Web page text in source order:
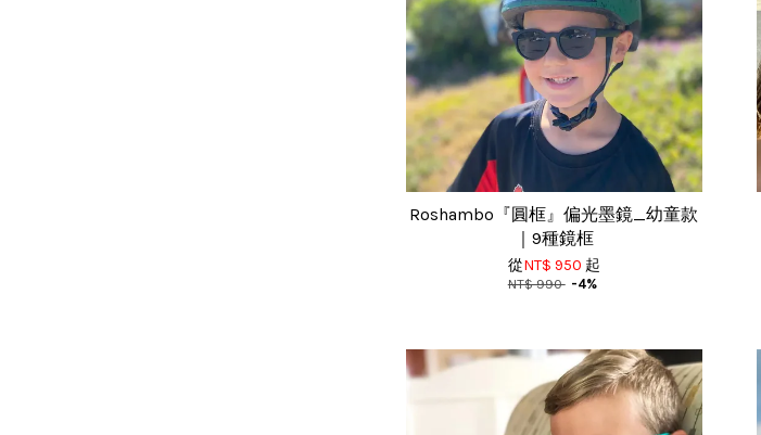
Roshambo『圓框』偏光墨鏡_幼童款
｜9種鏡框
從NT$ 950 起
NT$ 990 -4%